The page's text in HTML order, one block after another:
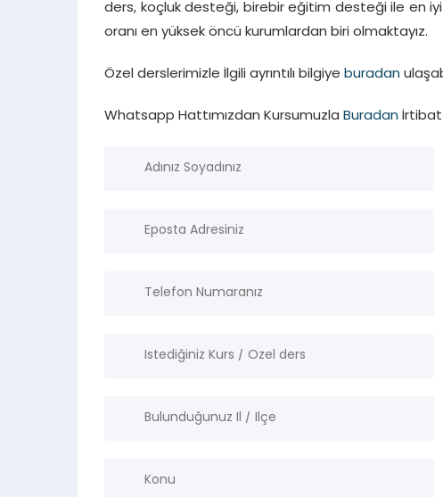
ders, koçluk desteği, birebir eğitim desteği ile en iyi
oranı en yüksek öncü kurumlardan biri olmaktayız.
Özel derslerimizle İlgili ayrıntılı bilgiye buradan
Whatsapp Hattımızdan Kursumuzla Buradan İrtibat